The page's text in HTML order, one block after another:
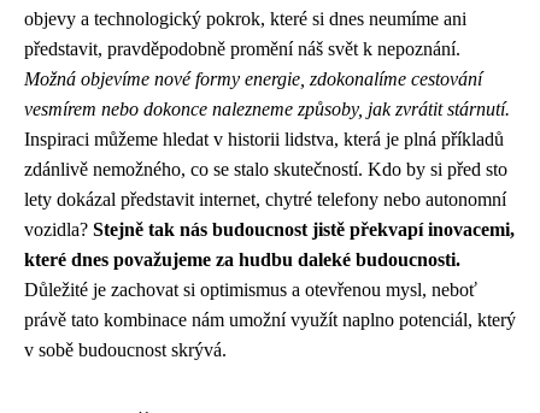
objevy a technologický pokrok, které si dnes neumíme ani
představit, pravděpodobně promění náš svět k nepoznání.
Možná objevíme nové formy energie, zdokonalíme cestování
vesmírem nebo dokonce nalezneme způsoby, jak zvrátit stárnutí.
Inspiraci můžeme hledat v historii lidstva, která je plná příkladů
zdánlivě nemožného, co se stalo skutečností. Kdo by si před sto
lety dokázal představit internet, chytré telefony nebo autonomní
vozidla? Stejně tak nás budoucnost jistě překvapí inovacemi,
které dnes považujeme za hudbu daleké budoucnosti.
Důležité je zachovat si optimismus a otevřenou mysl, neboť
právě tato kombinace nám umožní využít naplno potenciál, který
v sobě budoucnost skrývá.